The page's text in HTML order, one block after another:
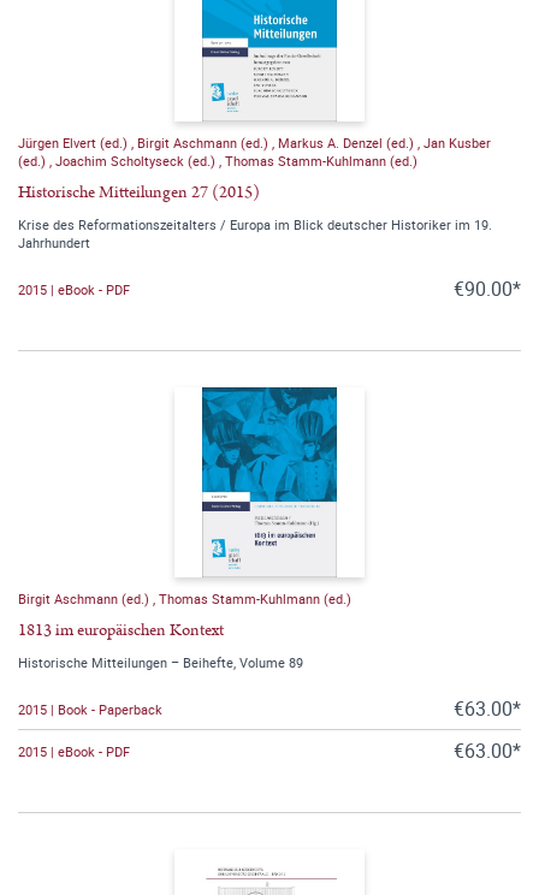
Jürgen Elvert (ed.) , Birgit Aschmann (ed.) , Markus A. Denzel (ed.) , Jan Kusber
(ed.) , Joachim Scholtyseck (ed.) , Thomas Stamm-Kuhlmann (ed.)
Historische Mitteilungen 27 (2015)
Krise des Reformationszeitalters / Europa im Blick deutscher Historiker im 19.
Jahrhundert
2015 | eBook - PDF €90.00*
Birgit Aschmann (ed.) , Thomas Stamm-Kuhlmann (ed.)
1813 im europäischen Kontext
Historische Mitteilungen – Beihefte, Volume 89
2015 | Book - Paperback €63.00*
2015 | eBook - PDF €63.00*